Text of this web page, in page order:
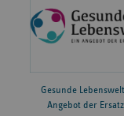
Gesunde
Angebot der